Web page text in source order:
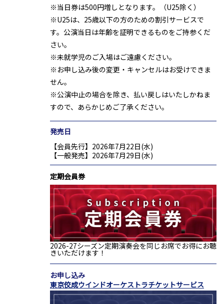
※当日券は500円増しとなります。（U25除く）
※U25は、25歳以下の方のための割引サービスで
す。公演当日は年齢を証明できるものをご持参くだ
さい。
※未就学児のご入場はご遠慮ください。
※お申し込み後の変更・キャンセルはお受けできま
せん。
※公演中止の場合を除き、払い戻しはいたしかねま
すので、あらかじめご了承ください。
発売日
【会員先行】2026年7月22日(水)
【一般発売】2026年7月29日(水)
定期会員券
2026-27シーズン定期演奏会を同じお席でお得にお聴
きいただけます！
お申し込み
東京佼成ウインドオーケストラチケットサービス